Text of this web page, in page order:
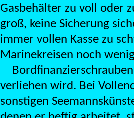
Gasbehälter zu voll oder
groß, keine Sicherung
immer vollen Kasse zu
Marinekreisen noch
verliehen wird. Bei
sonstigen